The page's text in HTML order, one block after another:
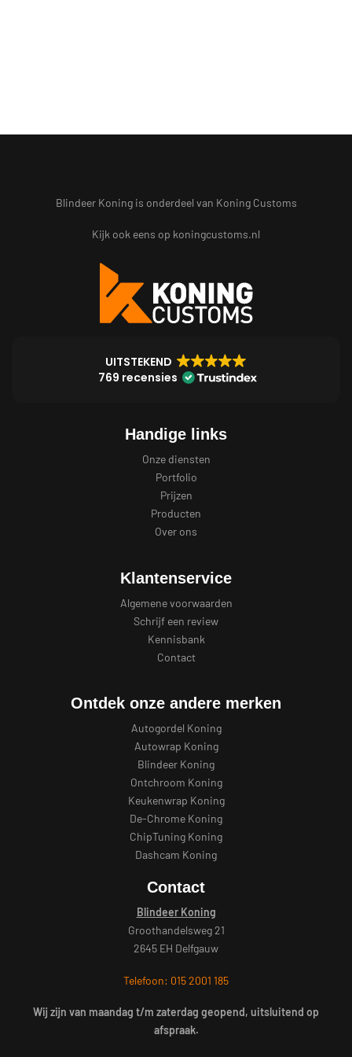
Blindeer Koning is onderdeel van Koning Customs
Kijk ook eens op koningcustoms.nl
UITSTEKEND
769 recensies
Handige links
Onze diensten
Portfolio
Prijzen
Producten
Over ons
Klantenservice
Algemene voorwaarden
Schrijf een review
Kennisbank
Contact
Ontdek onze andere merken
Autogordel Koning
Autowrap Koning
Blindeer Koning
Ontchroom Koning
Keukenwrap Koning
De-Chrome Koning
ChipTuning Koning
Dashcam Koning
Contact
Blindeer Koning
Groothandelsweg 21
2645 EH Delfgauw
Telefoon: 015 2001 185
Wij zijn van maandag t/m zaterdag geopend, uitsluitend op
afspraak.